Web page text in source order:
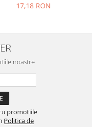
17,18 RON
noastre
promotiile
Politica de